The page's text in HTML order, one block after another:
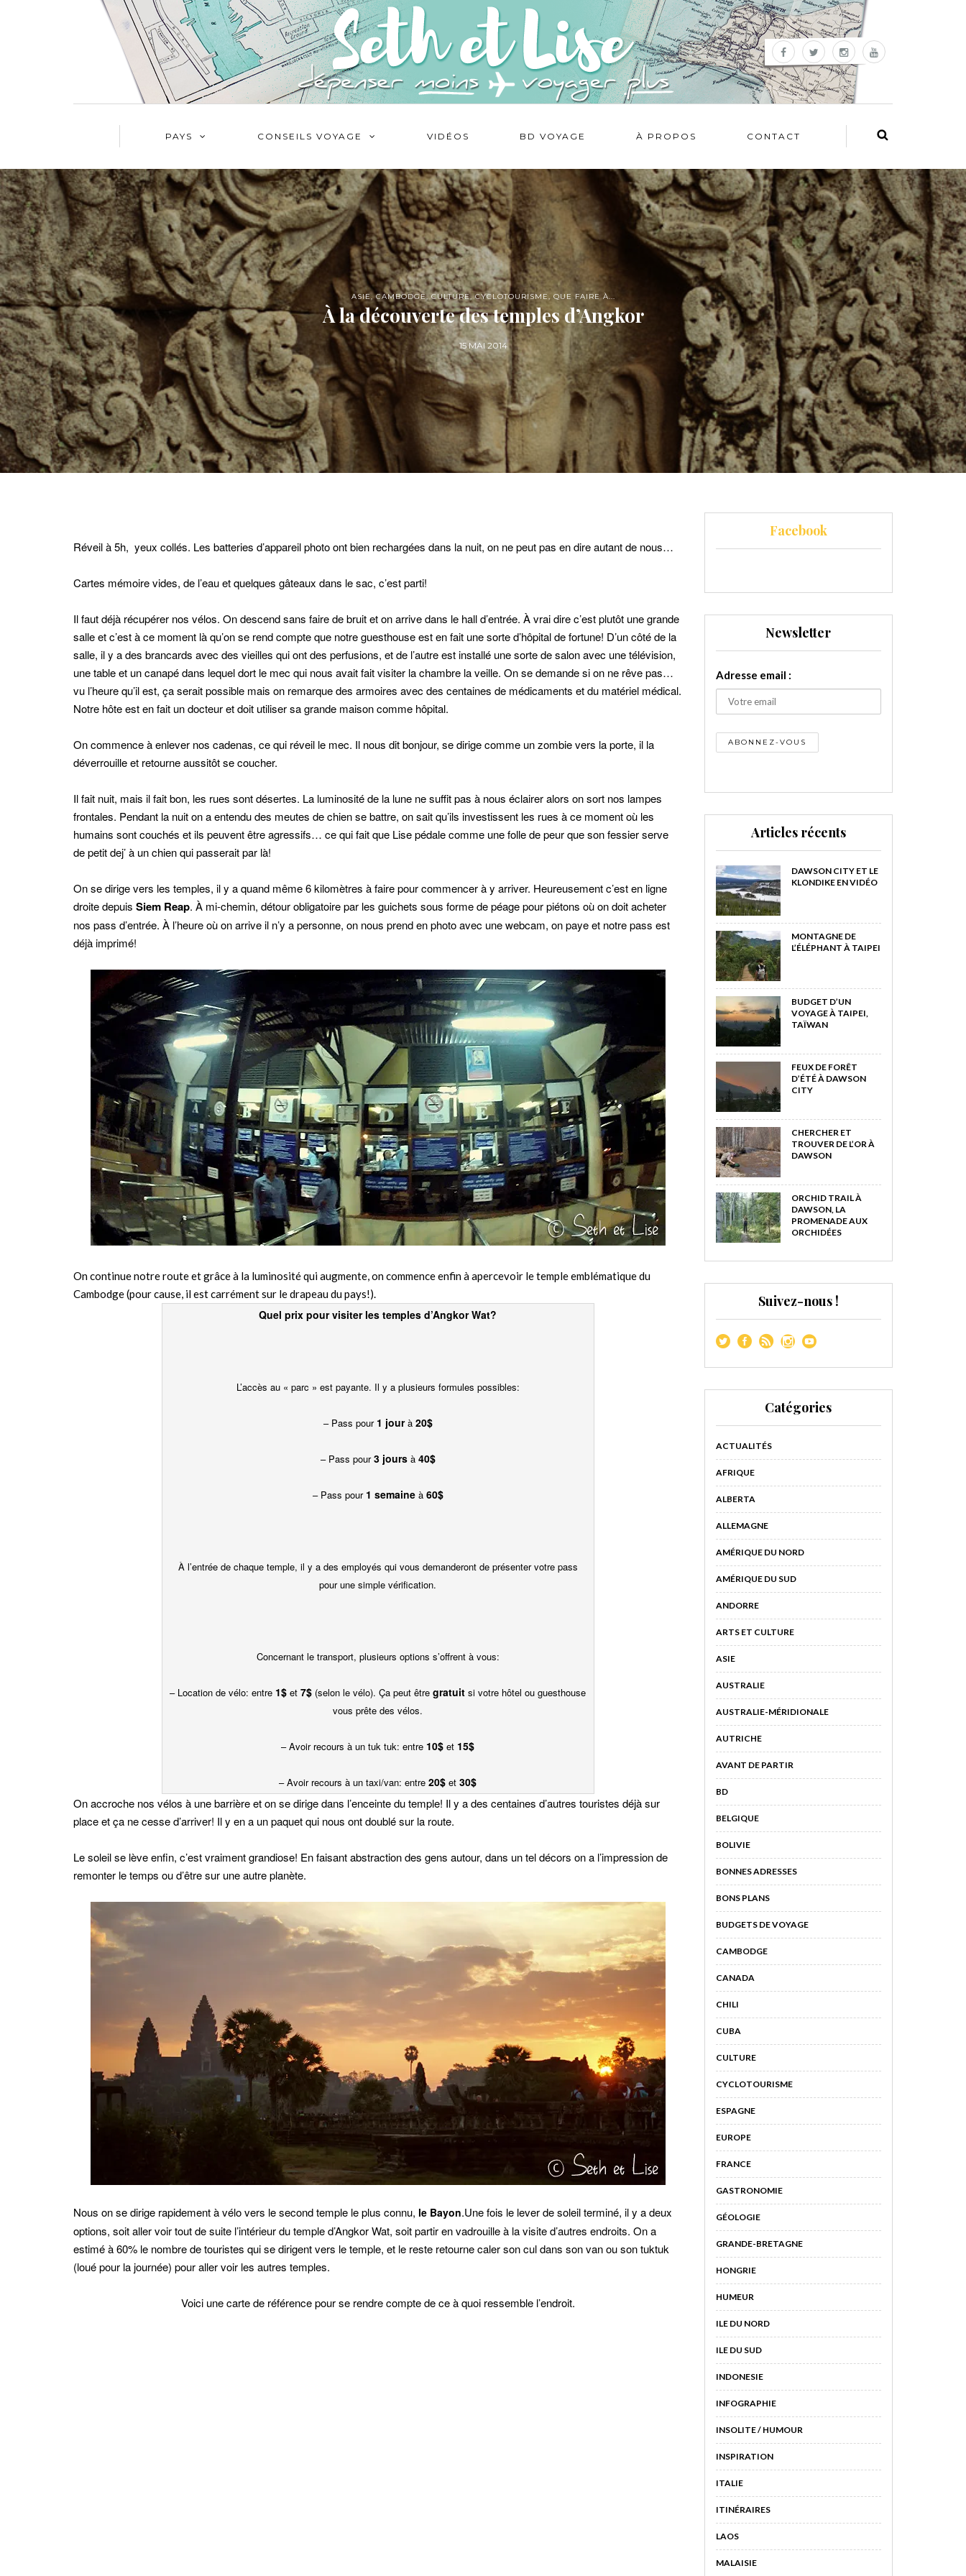
PAYS CONSEILS VOYAGE VIDÉOS BD VOYAGE À PROPOS CONTACT
ASIE,CAMBODGE,CULTURE,CYCLOTOURISME, QUE FAIRE À...
À la découverte des temples d’Angkor
15 MAI 2014
Réveil à 5h, yeux collés. Les batteries d’appareil photo ont bien rechargées dans la nuit, on ne peut pas en dire autant de nous…
Cartes mémoire vides, de l’eau et quelques gâteaux dans le sac, c’est parti!
Il faut déjà récupérer nos vélos. On descend sans faire de bruit et on arrive dans le hall d’entrée. À vrai dire c’est plutôt une grande
salle et c’est à ce moment là qu’on se rend compte que notre guesthouse est en fait une sorte d’hôpital de fortune! D’un côté de la
salle, il y a des brancards avec des vieilles qui ont des perfusions, et de l’autre est installé une sorte de salon avec une télévision,
une table et un canapé dans lequel dort le mec qui nous avait fait visiter la chambre la veille. On se demande si on ne rêve pas…
vu l’heure qu’il est, ça serait possible mais on remarque des armoires avec des centaines de médicaments et du matériel médical.
Notre hôte est en fait un docteur et doit utiliser sa grande maison comme hôpital.
On commence à enlever nos cadenas, ce qui réveil le mec. Il nous dit bonjour, se dirige comme un zombie vers la porte, il la
déverrouille et retourne aussitôt se coucher.
Il fait nuit, mais il fait bon, les rues sont désertes. La luminosité de la lune ne suffit pas à nous éclairer alors on sort nos lampes
frontales. Pendant la nuit on a entendu des meutes de chien se battre, on sait qu’ils investissent les rues à ce moment où les
humains sont couchés et ils peuvent être agressifs… ce qui fait que Lise pédale comme une folle de peur que son fessier serve
de petit dej’ à un chien qui passerait par là!
On se dirige vers les temples, il y a quand même 6 kilomètres à faire pour commencer à y arriver. Heureusement c’est en ligne
droite depuis Siem Reap. À mi-chemin, détour obligatoire par les guichets sous forme de péage pour piétons où on doit acheter
nos pass d’entrée. À l’heure où on arrive il n’y a personne, on nous prend en photo avec une webcam, on paye et notre pass est
déjà imprimé!
On continue notre route et grâce à la luminosité qui augmente, on commence enfin à apercevoir le temple emblématique du
Cambodge (pour cause, il est carrément sur le drapeau du pays!).
Quel prix pour visiter les temples d’Angkor Wat?
L’accès au « parc » est payante. Il y a plusieurs formules possibles:
– Pass pour 1 jourà 20$
– Pass pour3 joursà 40$
– Pass pour 1 semaineà 60$
À l’entrée de chaque temple, il y a des employés qui vous demanderont de présenter votre pass
pour une simple vérification.
Concernant le transport, plusieurs options s’offrent à vous:
– Location de vélo: entre 1$ et7$ (selon le vélo). Ça peut êtregratuit si votre hôtel ou guesthouse
vous prête des vélos.
– Avoir recours à un tuk tuk: entre 10$ et 15$
– Avoir recours à un taxi/van: entre20$ et30$
On accroche nos vélos à une barrière et on se dirige dans l’enceinte du temple! Il y a des centaines d’autres touristes déjà sur
place et ça ne cesse d’arriver! Il y en a un paquet qui nous ont doublé sur la route.
Le soleil se lève enfin, c’est vraiment grandiose! En faisant abstraction des gens autour, dans un tel décors on a l’impression de
remonter le temps ou d’être sur une autre planète.
Nous on se dirige rapidement à vélo vers le second temple le plus connu, le Bayon.Une fois le lever de soleil terminé, il y a deux
options, soit aller voir tout de suite l’intérieur du temple d’Angkor Wat, soit partir en vadrouille à la visite d’autres endroits. On a
estimé à 60% le nombre de touristes qui se dirigent vers le temple, et le reste retourne caler son cul dans son van ou son tuktuk
(loué pour la journée) pour aller voir les autres temples.
Voici une carte de référence pour se rendre compte de ce à quoi ressemble l’endroit.
Facebook
Newsletter
Adresse email :
Articles récents
DAWSON CITY ET LE
KLONDIKE EN VIDÉO
MONTAGNE DE
L’ÉLÉPHANT À TAIPEI
BUDGET D’UN
VOYAGE À TAIPEI,
TAÏWAN
FEUX DE FORÊT
D’ÉTÉ À DAWSON
CITY
CHERCHER ET
TROUVER DE L’OR À
DAWSON
ORCHID TRAIL À
DAWSON, LA
PROMENADE AUX
ORCHIDÉES
Suivez-nous !
Catégories
ACTUALITÉS
AFRIQUE
ALBERTA
ALLEMAGNE
AMÉRIQUE DU NORD
AMÉRIQUE DU SUD
ANDORRE
ARTS ET CULTURE
ASIE
AUSTRALIE
AUSTRALIE-MÉRIDIONALE
AUTRICHE
AVANT DE PARTIR
BD
BELGIQUE
BOLIVIE
BONNES ADRESSES
BONS PLANS
BUDGETS DE VOYAGE
CAMBODGE
CANADA
CHILI
CUBA
CULTURE
CYCLOTOURISME
ESPAGNE
EUROPE
FRANCE
GASTRONOMIE
GÉOLOGIE
GRANDE-BRETAGNE
HONGRIE
HUMEUR
ILE DU NORD
ILE DU SUD
INDONESIE
INFOGRAPHIE
INSOLITE / HUMOUR
INSPIRATION
ITALIE
ITINÉRAIRES
LAOS
MALAISIE